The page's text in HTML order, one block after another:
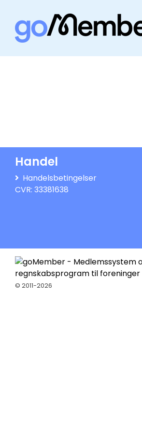
Handel
Handelsbetingelser
CVR: 33381638
© 2011-2026